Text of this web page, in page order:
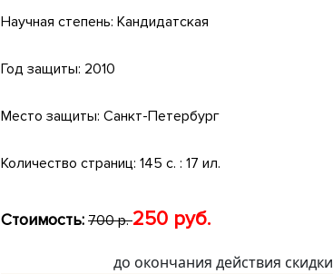
Научная степень: Кандидатская
Год защиты: 2010
Место защиты: Санкт-Петербург
Количество страниц: 145 с. : 17 ил.
Стоимость: 700 р.250 руб.
до окончания действия скидки